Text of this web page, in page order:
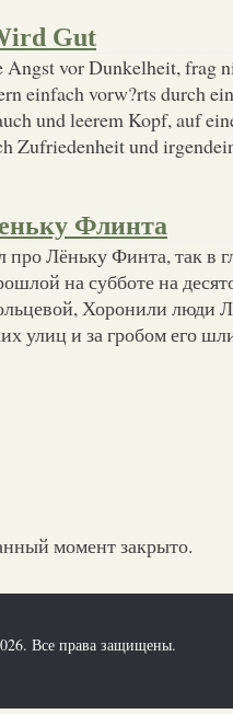
Gut
Angst vor Dunkelheit, frag
einfach vorw?rts durch
und leerem Kopf, auf
Zufriedenheit und
Флинта
про Лёньку Финта, так в
на субботе на
Хоронили люди
улиц и за гробом его
момент закрыто.
Все права защищены.